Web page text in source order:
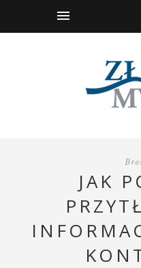
JAK